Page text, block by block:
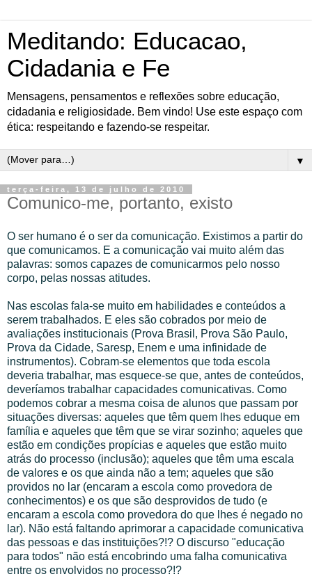
Meditando: Educacao,
Cidadania e Fe
Mensagens, pensamentos e reflexões sobre educação,
cidadania e religiosidade. Bem vindo! Use este espaço com
ética: respeitando e fazendo-se respeitar.
▼
terça-feira, 13 de julho de 2010
Comunico-me, portanto, existo
O ser humano é o ser da comunicação. Existimos a partir do
que comunicamos. E a comunicação vai muito além das
palavras: somos capazes de comunicarmos pelo nosso
corpo, pelas nossas atitudes.
Nas escolas fala-se muito em habilidades e conteúdos a
serem trabalhados. E eles são cobrados por meio de
avaliações institucionais (Prova Brasil, Prova São Paulo,
Prova da Cidade, Saresp, Enem e uma infinidade de
instrumentos). Cobram-se elementos que toda escola
deveria trabalhar, mas esquece-se que, antes de conteúdos,
deveríamos trabalhar capacidades comunicativas. Como
podemos cobrar a mesma coisa de alunos que passam por
situações diversas: aqueles que têm quem lhes eduque em
família e aqueles que têm que se virar sozinho; aqueles que
estão em condições propícias e aqueles que estão muito
atrás do processo (inclusão); aqueles que têm uma escala
de valores e os que ainda não a tem; aqueles que são
providos no lar (encaram a escola como provedora de
conhecimentos) e os que são desprovidos de tudo (e
encaram a escola como provedora do que lhes é negado no
lar). Não está faltando aprimorar a capacidade comunicativa
das pessoas e das instituições?!? O discurso "educação
para todos" não está encobrindo uma falha comunicativa
entre os envolvidos no processo?!?